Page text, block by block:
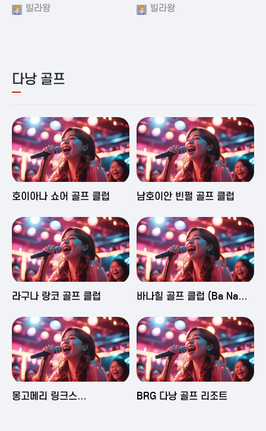
빌라왕
아름다운방과…
빌라왕
다낭 골프
2025-06-03 16:43
호이아나 쇼어 골프 클럽 2025-06-03 15:09
남호이안 빈펄 골프 클럽
2025-06-03 15:05
라구나 랑코 골프 클럽 2025-06-03 14:58
바나힐 골프 클럽 (Ba Na
2025-06-03 14:50
몽고메리 링크스
2025-06-02 23:29
BRG 다낭 골프 리조트